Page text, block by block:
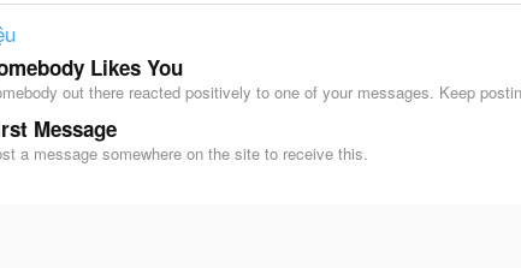
Likes You
out there reacted positively to one of your messages. Keep
Message
a message somewhere on the site to receive this.